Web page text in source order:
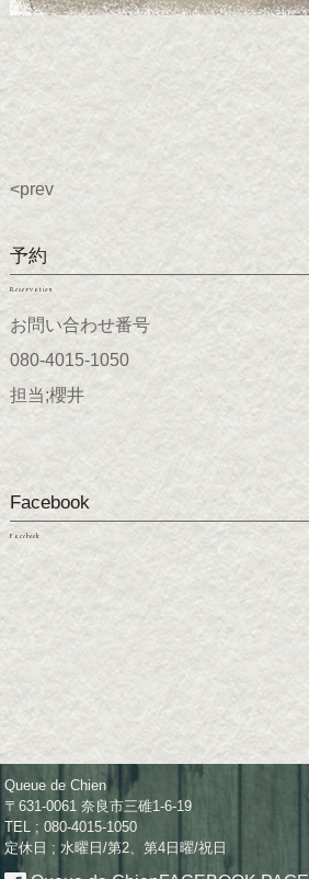
<prev
予約
Reservation
お問い合わせ番号
080-4015-1050
担当;櫻井
Facebook
Facebook
Queue de Chien
〒631-0061 奈良市三碓1-6-19
TEL ; 080-4015-1050
定休日 ; 水曜日/第2、第4日曜/祝日